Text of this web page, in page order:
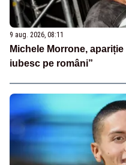
9 aug. 2026, 08:11
Michele Morrone,
iubesc pe români”